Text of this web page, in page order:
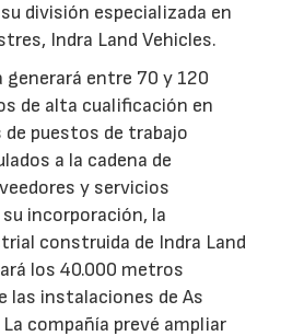
división especializada en
Indra Land Vehicles.
generará entre 70 y 120
de alta cualificación en
de puestos de trabajo
a la cadena de
y servicios
incorporación, la
construida de Indra Land
los 40.000 metros
las instalaciones de As
compañía prevé ampliar